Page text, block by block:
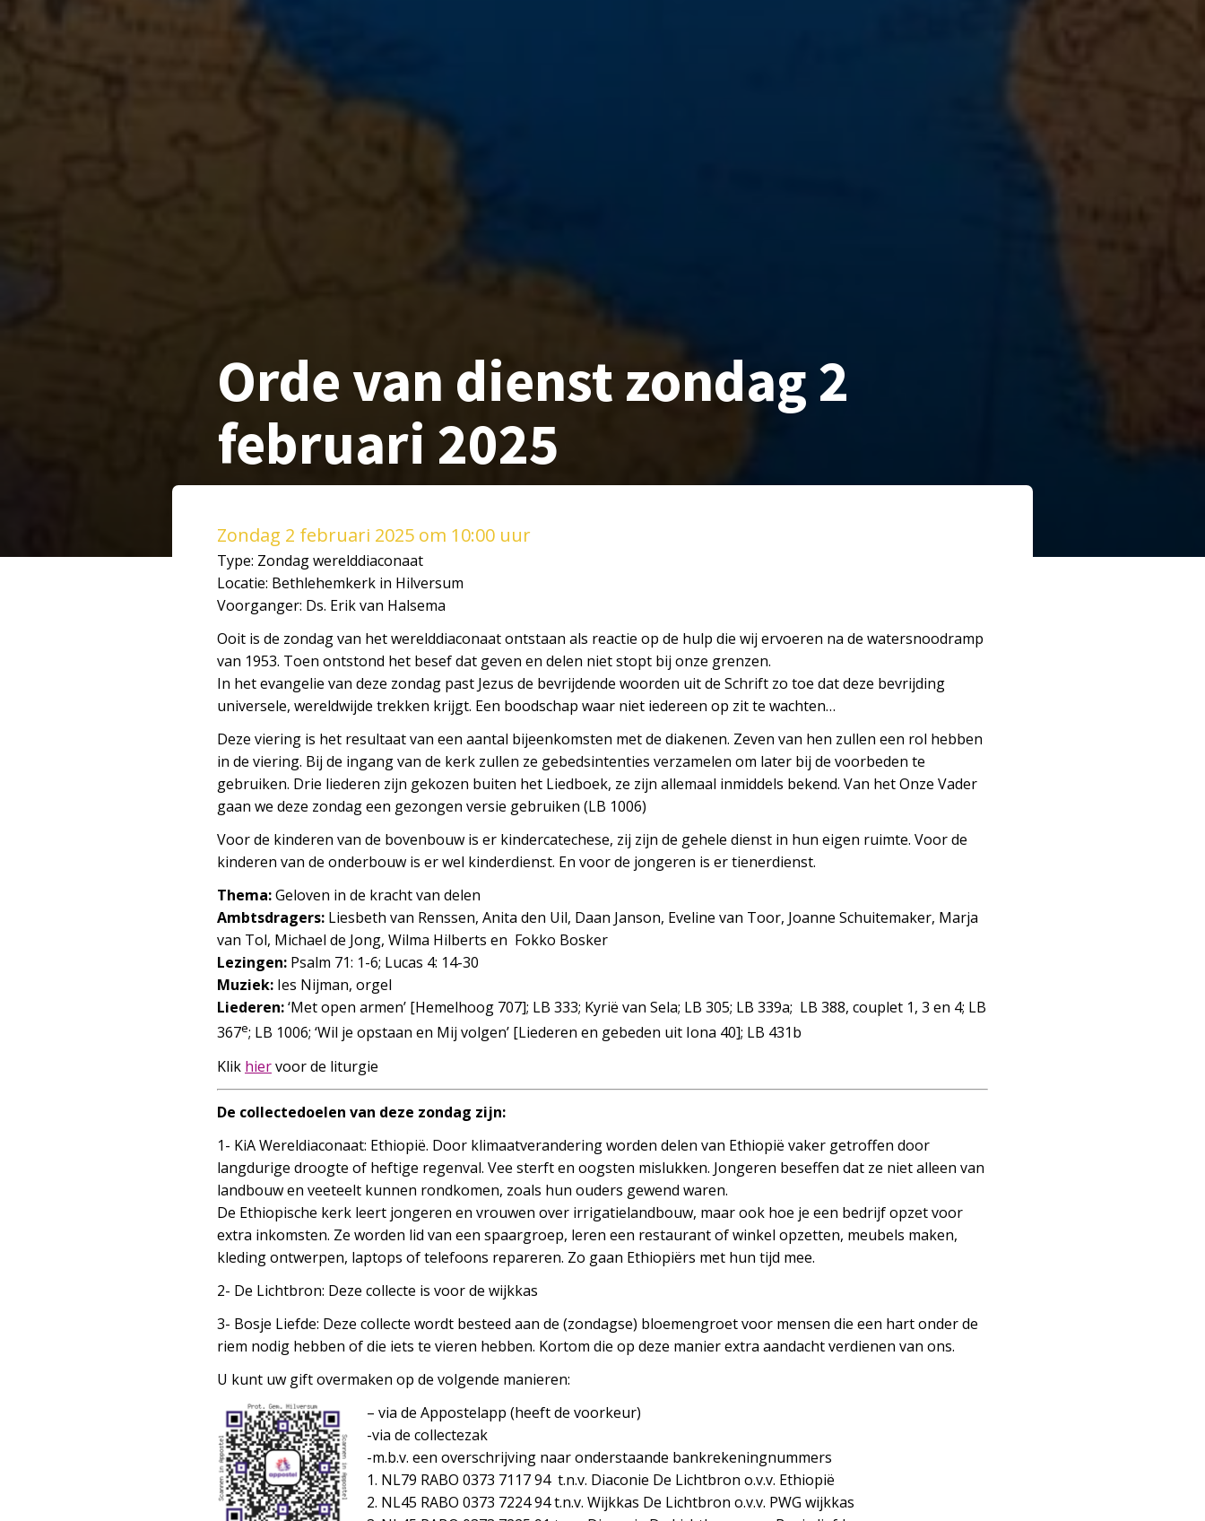
Orde van dienst zondag 2
februari 2025
Zondag 2 februari 2025 om 10:00 uur
Type: Zondag werelddiaconaat
Locatie: Bethlehemkerk in Hilversum
Voorganger: Ds. Erik van Halsema
Ooit is de zondag van het werelddiaconaat ontstaan als reactie op de hulp die wij ervoeren na de watersnoodramp
van 1953. Toen ontstond het besef dat geven en delen niet stopt bij onze grenzen.
In het evangelie van deze zondag past Jezus de bevrijdende woorden uit de Schrift zo toe dat deze bevrijding
universele, wereldwijde trekken krijgt. Een boodschap waar niet iedereen op zit te wachten…
Deze viering is het resultaat van een aantal bijeenkomsten met de diakenen. Zeven van hen zullen een rol hebben
in de viering. Bij de ingang van de kerk zullen ze gebedsintenties verzamelen om later bij de voorbeden te
gebruiken. Drie liederen zijn gekozen buiten het Liedboek, ze zijn allemaal inmiddels bekend. Van het Onze Vader
gaan we deze zondag een gezongen versie gebruiken (LB 1006)
Voor de kinderen van de bovenbouw is er kindercatechese, zij zijn de gehele dienst in hun eigen ruimte. Voor de
kinderen van de onderbouw is er wel kinderdienst. En voor de jongeren is er tienerdienst.
Thema:Geloven in de kracht van delen
Ambtsdragers: Liesbeth van Renssen, Anita den Uil, Daan Janson, Eveline van Toor, Joanne Schuitemaker, Marja
van Tol, Michael de Jong, Wilma Hilberts en Fokko Bosker
Lezingen: Psalm 71: 1-6; Lucas 4: 14-30
Muziek: Ies Nijman, orgel
Liederen:‘Met open armen’ [Hemelhoog 707]; LB 333; Kyrië van Sela; LB 305; LB 339a; LB 388, couplet 1, 3 en 4; LB
367e; LB 1006; ‘Wil je opstaan en Mij volgen’ [Liederen en gebeden uit Iona 40]; LB 431b
Klik hiervoor de liturgie
De collectedoelen van deze zondag zijn:
1- KiA Wereldiaconaat: Ethiopië. Door klimaatverandering worden delen van Ethiopië vaker getroffen door
langdurige droogte of heftige regenval. Vee sterft en oogsten mislukken. Jongeren beseffen dat ze niet alleen van
landbouw en veeteelt kunnen rondkomen, zoals hun ouders gewend waren.
De Ethiopische kerk leert jongeren en vrouwen over irrigatielandbouw, maar ook hoe je een bedrijf opzet voor
extra inkomsten. Ze worden lid van een spaargroep, leren een restaurant of winkel opzetten, meubels maken,
kleding ontwerpen, laptops of telefoons repareren. Zo gaan Ethiopiërs met hun tijd mee.
2- De Lichtbron: Deze collecte is voor de wijkkas
3- Bosje Liefde: Deze collecte wordt besteed aan de (zondagse) bloemengroet voor mensen die een hart onder de
riem nodig hebben of die iets te vieren hebben. Kortom die op deze manier extra aandacht verdienen van ons.
U kunt uw gift overmaken op de volgende manieren:
– via de Appostelapp (heeft de voorkeur)
-via de collectezak
-m.b.v. een overschrijving naar onderstaande bankrekeningnummers
1. NL79 RABO 0373 7117 94 t.n.v. Diaconie De Lichtbron o.v.v. Ethiopië
2. NL45 RABO 0373 7224 94 t.n.v. Wijkkas De Lichtbron o.v.v. PWG wijkkas